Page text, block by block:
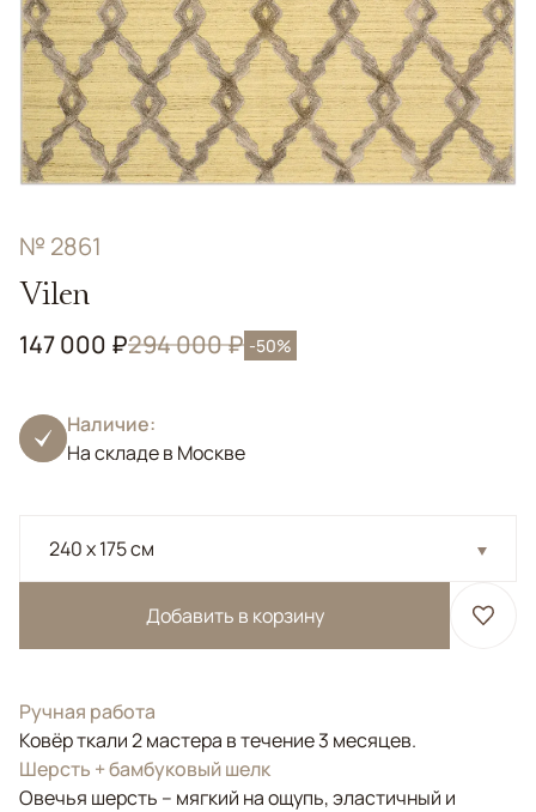
№ 2861
Vilen
147 000 ₽294 000 ₽ -50%
Наличие:
На складе в Москве
240 x 175 см
Добавить в корзину
Ручная работа
Ковёр ткали 2 мастера в течение 3 месяцев.
Шерсть + бамбуковый шелк
Овечья шерсть – мягкий на ощупь, эластичный и